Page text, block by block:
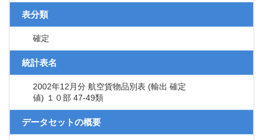
表分類
確定
統計表名
2002年12月分 航空貨物品別表 (輸出 確定
値) １０部 47-49類
データセットの概要